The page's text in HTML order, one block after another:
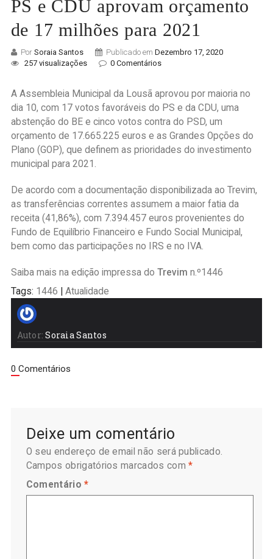
PS e CDU aprovam orçamento
de 17 milhões para 2021
Por Soraia Santos Publicado em Dezembro 17, 2020
257 visualizações
0 Comentários
A Assembleia Municipal da Lousã aprovou por maioria no
dia 10, com 17 votos favoráveis do PS e da CDU, uma
abstenção do BE e cinco votos contra do PSD, um
orçamento de 17.665.225 euros e as Grandes Opções do
Plano (GOP), que definem as prioridades do investimento
municipal para 2021.
De acordo com a documentação disponibilizada ao Trevim,
as transferências correntes assumem a maior fatia da
receita (41,86%), com 7.394.457 euros provenientes do
Fundo de Equilíbrio Financeiro e Fundo Social Municipal,
bem como das participações no IRS e no IVA.
Saiba mais na edição impressa do Trevim n.º1446
Tags: 1446 Atualidade
Autor: Soraia Santos
0 Comentários
Deixe um comentário
O seu endereço de email não será publicado.
Campos obrigatórios marcados com*
Comentário*